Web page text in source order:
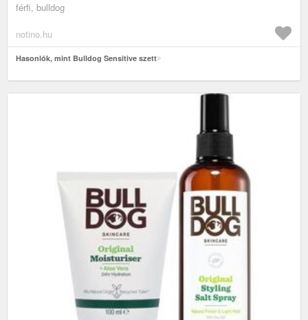
férfi, bulldog
notino.hu
Hasonlók, mint Bulldog Sensitive szett